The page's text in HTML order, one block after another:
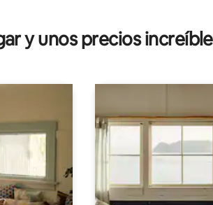
y unos precios